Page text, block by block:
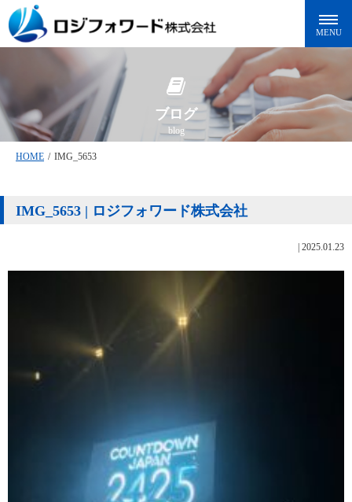
ブログ
blog
HOME / IMG_5653
IMG_5653 | ロジフォワード株式会社
2025.01.23